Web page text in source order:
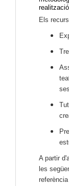
Els
A partir
les